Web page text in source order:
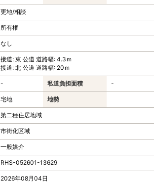
更地/相談
所有権
なし
接道: 東 公道 道路幅: 4.3ｍ
接道: 北 公道 道路幅: 20ｍ
- 私道負担面積 -
宅地 地勢
第二種住居地域
市街化区域
一般媒介
RHS-052601-13629
2026年08月04日